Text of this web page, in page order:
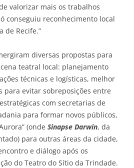
valorizar mais os trabalhos
conseguiu reconhecimento local
de Recife.”
diversas propostas para
teatral local: planejamento
técnicas e logísticas, melhor
evitar sobreposições entre
com secretarias de
para formar novos públicos,
(onde Sinapse Darwin, da
para outras áreas da cidade,
e diálogo após os
do Teatro do Sítio da Trindade.